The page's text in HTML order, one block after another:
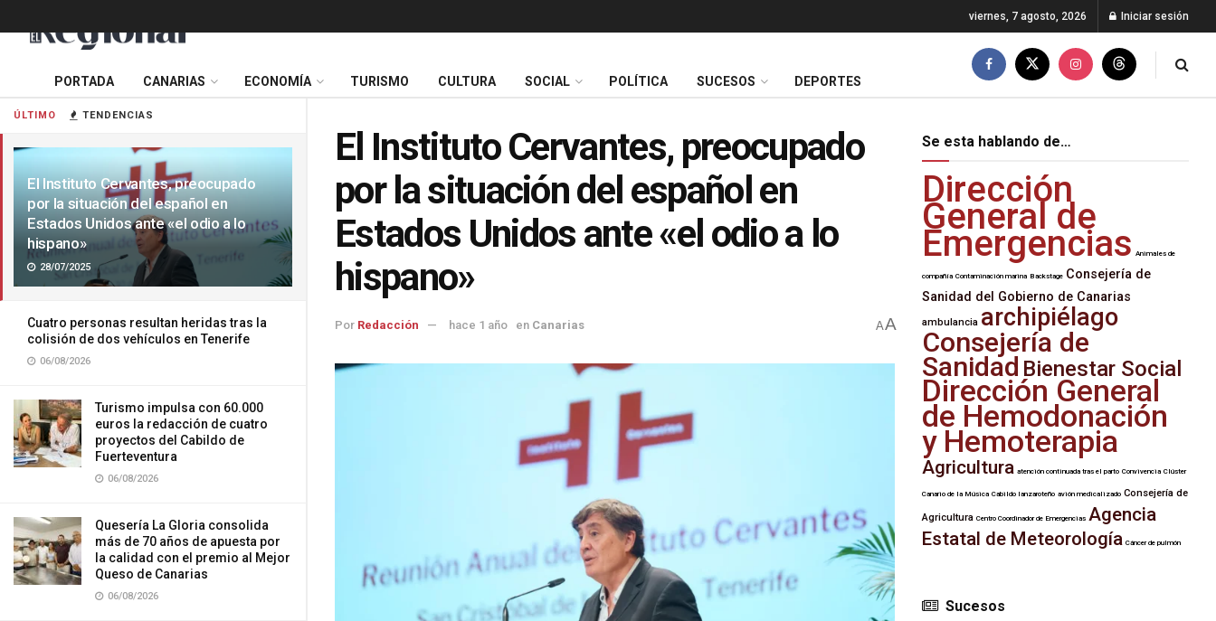
ÚLTIMO TENDENCIAS
El Instituto Cervantes, preocupado
por la situación del español en
Estados Unidos ante «el odio a lo
hispano»
28/07/2025
Cuatro personas resultan heridas tras la
colisión de dos vehículos en Tenerife
06/08/2026
Turismo impulsa con 60.000
euros la redacción de cuatro
proyectos del Cabildo de
Fuerteventura
06/08/2026
Quesería La Gloria consolida
más de 70 años de apuesta por
la calidad con el premio al Mejor
Queso de Canarias
06/08/2026
viernes, 7 agosto, 2026 Iniciar sesión
PORTADA CANARIAS ECONOMÍA TURISMO CULTURA SOCIAL POLÍTICA SUCESOS DEPORTES
El Instituto Cervantes, preocupado
por la situación del español en
Estados Unidos ante «el odio a lo
hispano»
Por Redacción hace 1 año en Canarias AA
Se esta hablando de…
Dirección
General de
Emergencias Animales de
compañía Contaminación marina Backstage Consejería de
Sanidad del Gobierno de Canarias
ambulancia archipiélago
Consejería de
Sanidad Bienestar Social
Dirección General
de Hemodonación
y Hemoterapia
Agricultura atención continuada tras el parto Convivencia Clúster
Canario de la Música Cabildo lanzaroteño avión medicalizado Consejería de
Agricultura Centro Coordinador de Emergencias Agencia
Estatal de Meteorología Cáncer de pulmón
Sucesos